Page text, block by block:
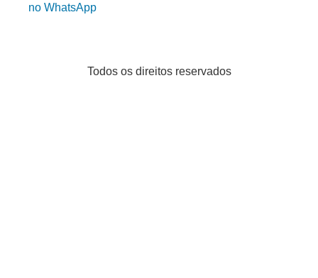
no WhatsApp
Todos os direitos reservados